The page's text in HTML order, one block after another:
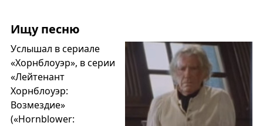
Ищу песню
Услышал в сериале
«Хорнблоуэр», в серии
«Лейтенант
Хорнблоуэр:
Возмездие»
(«Hornblower: